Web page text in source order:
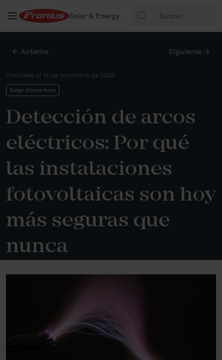
Solar & Energy Buscar:
← Anterior Siguiente →
Publicado el 18 de noviembre de 2025
Solar Know-how
Detección de arcos
eléctricos: Por qué
las instalaciones
fotovoltaicas son hoy
más seguras que
nunca